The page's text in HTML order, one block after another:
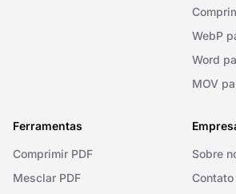
WebP
Word
MOV
Ferramentas
Comprimir PDF
Mesclar PDF
Sobre
Contato